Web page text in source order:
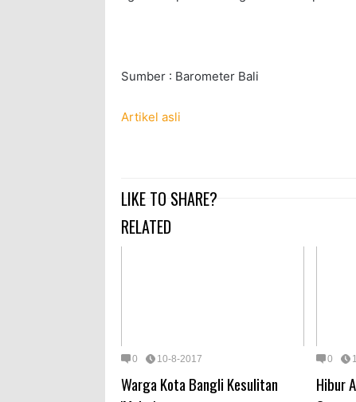
Sumber : Barometer Bali
Artikel asli
LIKE TO SHARE?
RELATED
0 10-8-2017
Warga Kota Bangli Kesulitan
0
Hibur